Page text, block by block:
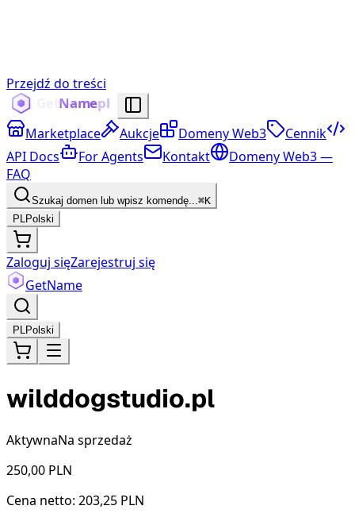
Przejdź do treści
Marketplace Aukcje Domeny Web3
Cennik
API Docs
For Agents Kontakt
Domeny Web3 —
FAQ
Szukaj domen lub wpisz komendę...⌘K
PLPolski
Zaloguj sięZarejestruj się
GetName
PLPolski
wilddogstudio.pl
AktywnaNa sprzedaż
250,00 PLN
Cena netto: 203,25 PLN